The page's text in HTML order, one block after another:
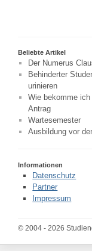
Beliebte Artikel
Der Numerus
Behinderter
urinieren
Wie bekomme
Antrag
Wartesemester
Ausbildung vor
Informationen
Datenschutz
Partner
Impressum
© 2004 - 2026